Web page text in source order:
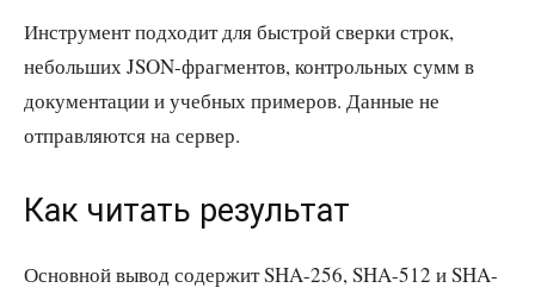
Инструмент подходит для быстрой сверки строк,
небольших JSON-фрагментов, контрольных сумм в
документации и учебных примеров. Данные не
отправляются на сервер.
Как читать результат
Основной вывод содержит SHA-256, SHA-512 и SHA-